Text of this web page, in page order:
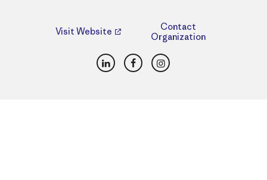
Visit Website
Contact
Organization
LinkedInFacebookInstagram